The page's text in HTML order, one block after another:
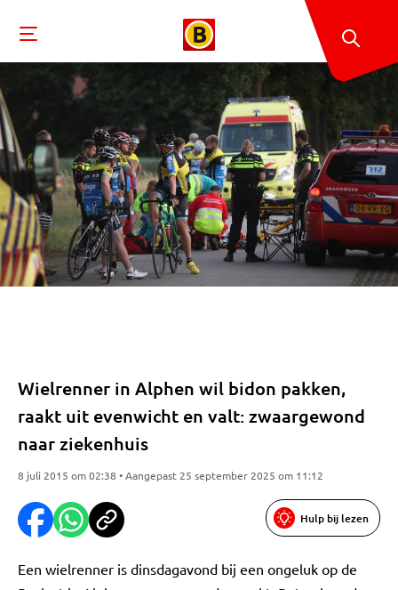
Wielrenner in Alphen wil bidon pakken,
raakt uit evenwicht en valt: zwaargewond
naar ziekenhuis
8 juli 2015 om 02:38 • Aangepast 25 september 2025 om 11:12
Hulp bij lezen
Een wielrenner is dinsdagavond bij een ongeluk op de